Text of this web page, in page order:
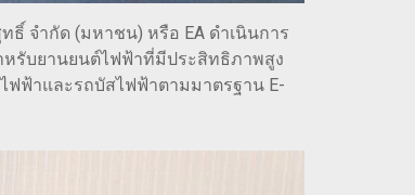
จำกัด (มหาชน) หรือ EA ดำเนินการ
หรับยานยนต์ไฟฟ้าที่มีประสิทธิภาพสูง
ฟ้าและรถบัสไฟฟ้าตามมาตรฐาน E-